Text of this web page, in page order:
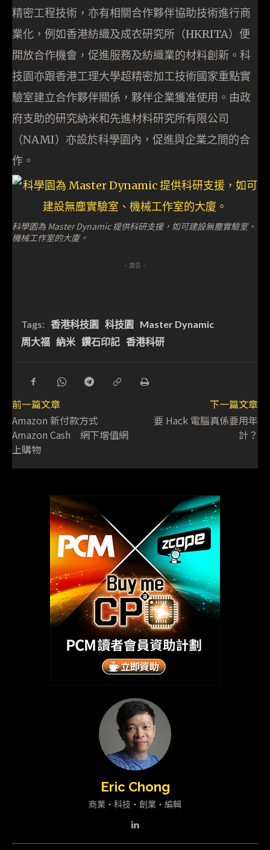
精密工程技術，亦有相關合作夥伴協助技術進行商
業化，例如香港紡織及成衣研究所（HKRITA）便
開放合作機會，促進服務及紡織業的材料創新。科
技園亦跟香港工理大學超精密加工技術國家重點實
驗室建立合作夥伴關係，夥伴企業獲准使用。由政
府支助的研究納米和先進材料研究所有限公司
（NAMI）亦設於科學園內，促進與企業之間的合
作。
科學園為 Master Dynamic 提供科研支援，如可建設無塵實驗室、
機械工作室的大廈。
- 廣告 -
Tags: 香港科技園 科技園
Master Dynamic
周大福 納米 鑽石印記 香港科研
前一篇文章
Amazon 新付款方式
Amazon Cash 網下增值網
上購物
下一篇文章
要 Hack 電腦真係要用年
計？
Eric Chong
商業・科技・創業・編輯